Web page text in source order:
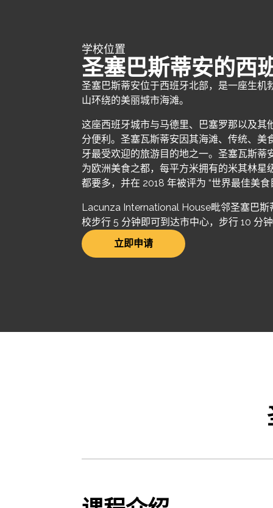
学校位置
圣塞巴斯蒂安的西
圣塞巴斯蒂安位于西班牙北部，是一座生机
山环绕的美丽城市海滩。
这座西班牙城市与马德里、巴塞罗那以及其
分便利。圣塞瓦斯蒂安因其海滩、传统、美
牙最受欢迎的旅游目的地之一。圣塞瓦斯蒂
为欧洲美食之都，每平方米拥有的米其林星
都要多，并在 2018 年被评为 “世界最佳美食
Lacunza International House毗邻圣塞巴斯
校步行 5 分钟即可到达市中心，步行 10 分
立即申请